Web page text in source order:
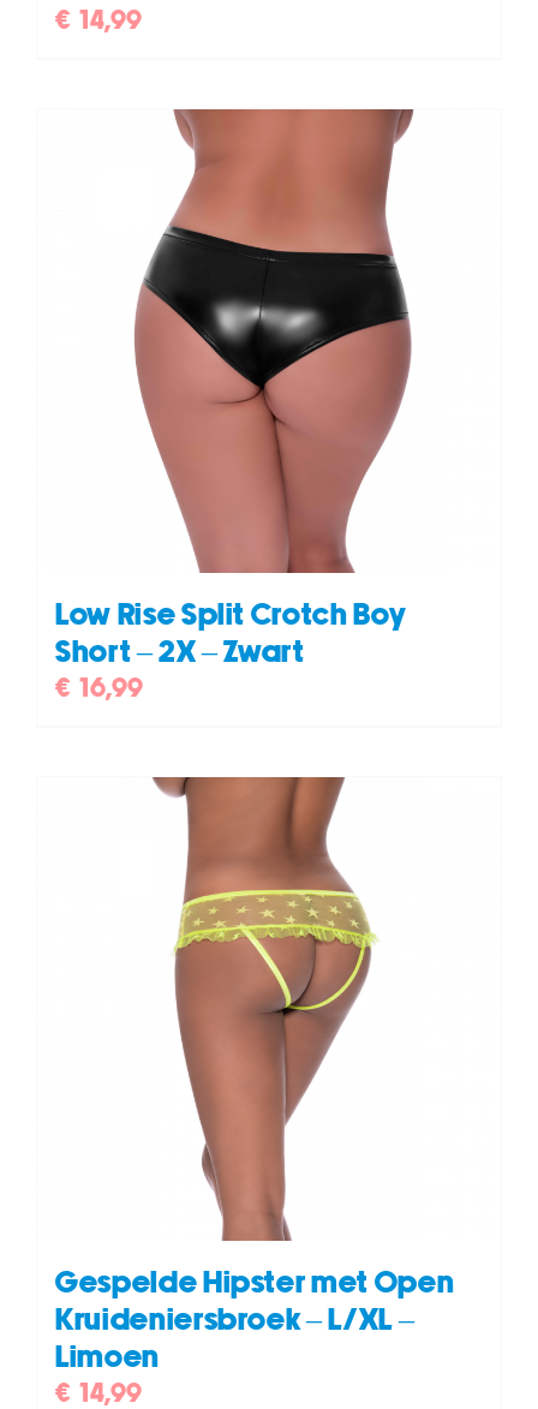
€ 14,99
Low Rise Split Crotch Boy
Short – 2X – Zwart
€ 16,99
Gespelde Hipster met Open
Kruideniersbroek – L/XL –
Limoen
€ 14,99